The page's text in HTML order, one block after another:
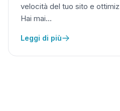
velocità del tuo sito e
Hai mai…
Leggi di più